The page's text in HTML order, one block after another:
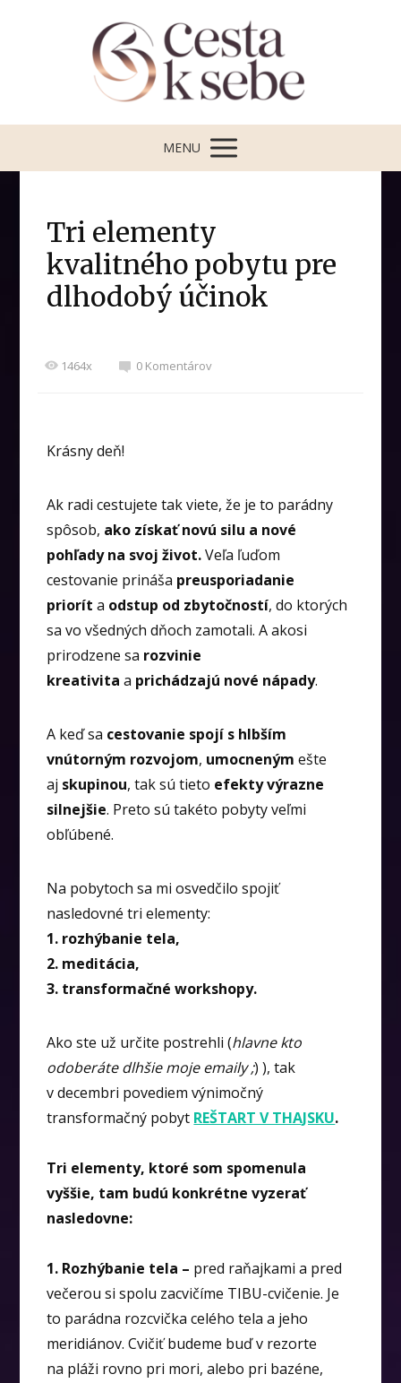
MENU
Tri elementy
kvalitného pobytu pre
dlhodobý účinok
1464x 0 Komentárov
Krásny deň!
Ak radi cestujete tak viete, že je to parádny
spôsob, ako získať novú silu a nové
pohľady na svoj život.Veľa ľuďom
cestovanie prináša preusporiadanie
priorít a odstup od zbytočností, do ktorých
sa vo všedných dňoch zamotali. A akosi
prirodzene sa rozvinie
kreativita a prichádzajú nové nápady.
A keď sa cestovanie spojí s hlbším
vnútorným rozvojom, umocnenýmešte
aj skupinou, tak sú tieto efekty výrazne
silnejšie. Preto sú takéto pobyty veľmi
obľúbené.
Na pobytoch sa mi osvedčilo spojiť
nasledovné tri elementy:
1. rozhýbanie tela,
2. meditácia,
3. transformačné workshopy.
Ako ste už určite postrehli (hlavne kto
odoberáte dlhšie moje emaily ;) ), tak
v decembri povediem výnimočný
transformačný pobyt REŠTART V THAJSKU.
Tri elementy, ktoré som spomenula
vyššie, tam budú konkrétne vyzerať
nasledovne:
1. Rozhýbanie tela – pred raňajkami a pred
večerou si spolu zacvičíme TIBU-cvičenie. Je
to parádna rozcvička celého tela a jeho
meridiánov. Cvičiť budeme buď v rezorte
na pláži rovno pri mori, alebo pri bazéne,